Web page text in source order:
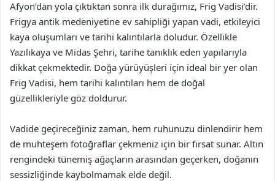
Afyon’dan yola çıktıktan sonra ilk durağımız, Frig Vadisi’dir.
Frigya antik medeniyetine ev sahipliği yapan vadi, etkileyici
kaya oluşumları ve tarihi kalıntılarla doludur. Özellikle
Yazılıkaya ve Midas Şehri, tarihe tanıklık eden yapılarıyla
dikkat çekmektedir. Doğa yürüyüşleri için ideal bir yer olan
Frig Vadisi, hem tarihi kalıntıları hem de doğal
güzellikleriyle göz doldurur.
Vadide geçireceğiniz zaman, hem ruhunuzu dinlendirir hem
de muhteşem fotoğraflar çekmeniz için bir fırsat sunar. Altın
rengindeki tünemiş ağaçların arasından geçerken, doğanın
sessizliğinde kaybolmamak elde değil.